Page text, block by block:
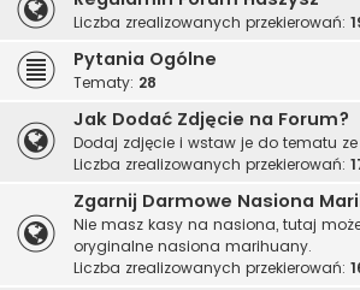
Liczba zrealizowanych przekierowań:
Pytania Ogólne
Tematy: 28
Jak Dodać Zdjęcie na Forum?
Dodaj zdjęcie i wstaw je do tematu
Liczba zrealizowanych przekierowań:
Zgarnij Darmowe Nasiona
Nie masz kasy na nasiona, tutaj
oryginalne nasiona marihuany.
Liczba zrealizowanych przekierowań: